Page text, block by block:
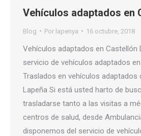
Vehículos adaptados en
Blog Por lapenya 16 octubre, 2018
Vehículos adaptados en Castellón
servicio de vehículos adaptados
Traslados en vehículos adaptados
Lapeña Si está usted harto de
trasladarse tanto a las visitas a
centros de salud, desde
disponemos del servicio de